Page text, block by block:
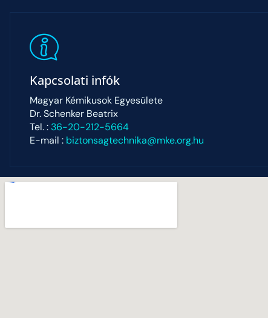
Kapcsolati infók
Magyar Kémikusok Egyesülete
Dr. Schenker Beatrix
Tel. : 36-20-212-5664
E-mail : biztonsagtechnika@mke.org.hu